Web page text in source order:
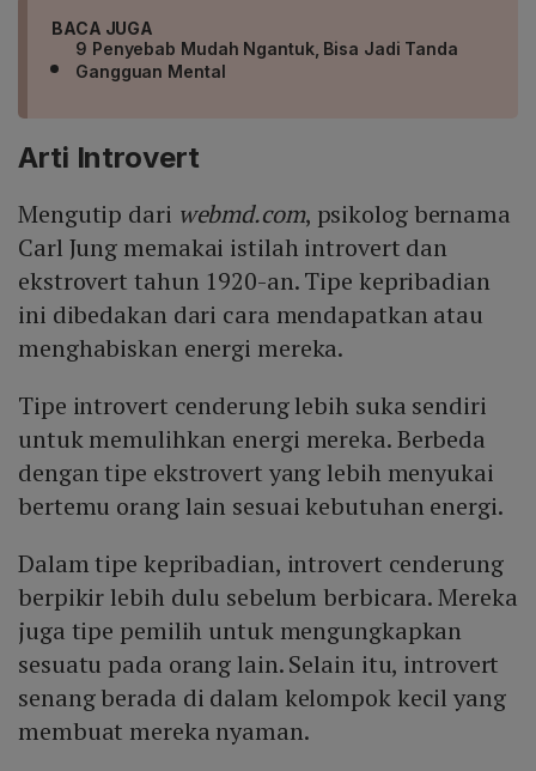
BACA JUGA
9 Penyebab Mudah Ngantuk, Bisa Jadi Tanda
Gangguan Mental
Arti Introvert
Mengutip dari webmd.com, psikolog bernama
Carl Jung memakai istilah introvert dan
ekstrovert tahun 1920-an. Tipe kepribadian
ini dibedakan dari cara mendapatkan atau
menghabiskan energi mereka.
Tipe introvert cenderung lebih suka sendiri
untuk memulihkan energi mereka. Berbeda
dengan tipe ekstrovert yang lebih menyukai
bertemu orang lain sesuai kebutuhan energi.
Dalam tipe kepribadian, introvert cenderung
berpikir lebih dulu sebelum berbicara. Mereka
juga tipe pemilih untuk mengungkapkan
sesuatu pada orang lain. Selain itu, introvert
senang berada di dalam kelompok kecil yang
membuat mereka nyaman.